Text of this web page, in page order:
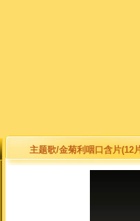
主题歌/金菊利咽口含片(12